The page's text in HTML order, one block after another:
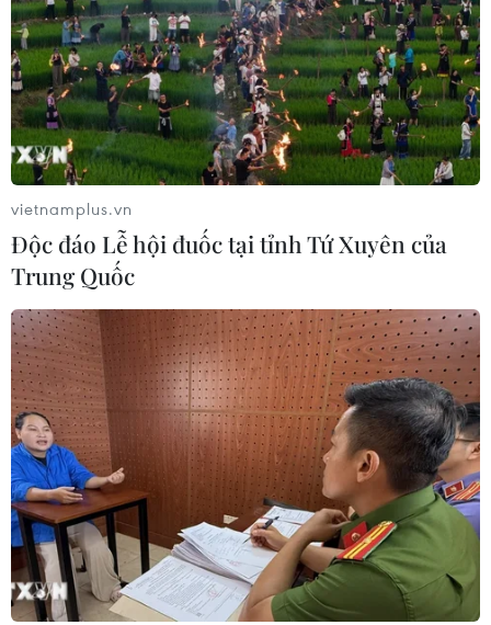
Cảnh báo trang web giả mạo Cổng dịch vụ
công Bảo hiểm xã hội Việt Nam
25/07/2023 08:08
Trang web giả mạo đang sử dụng địa chỉ IP nước ngoài
và có những đặc điểm nhận diện như logo, giao diện
các chức năng… có sự tương đồng lớn với trang web
chính thức của Bảo hiểm xã hội Việt Nam.
vietnamplus.vn
Độc đáo Lễ hội đuốc tại tỉnh Tứ Xuyên của
Trung Quốc